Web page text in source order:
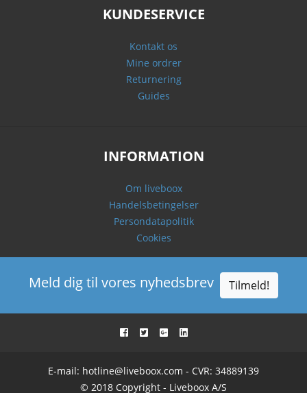
KUNDESERVICE
Kontakt os
Mine ordrer
Returnering
Guides
INFORMATION
Om liveboox
Handelsbetingelser
Persondatapolitik
Cookies
Meld dig til vores nyhedsbrev Tilmeld!
E-mail: hotline@liveboox.com - CVR: 34889139
© 2018 Copyright - Liveboox A/S